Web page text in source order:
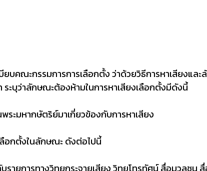
ยบคณะกรรมการการเลือกตั้ง ว่าด้วยวิธีการหาเสียงแ
ระบุว่าลักษณะต้องห้ามในการหาเสียงเลือกตั้งมีดังนี้
ระมหากษัตริย์มาเกี่ยวข้องกับการหาเสียง
ลือกตั้งในลักษณะ ดังต่อไปนี้
บรายการทางวิทยุกระจายเสียง วิทยุโทรทัศน์ สื่อมวลช